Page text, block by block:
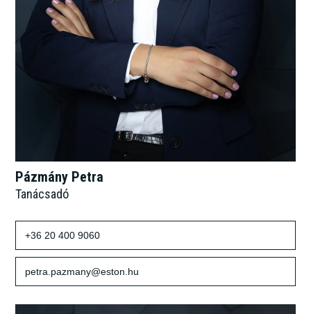
Pázmány Petra
Tanácsadó
+36 20 400 9060
petra.pazmany@eston.hu